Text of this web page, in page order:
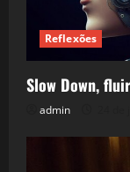
Reflexões
Slow Down,
admin